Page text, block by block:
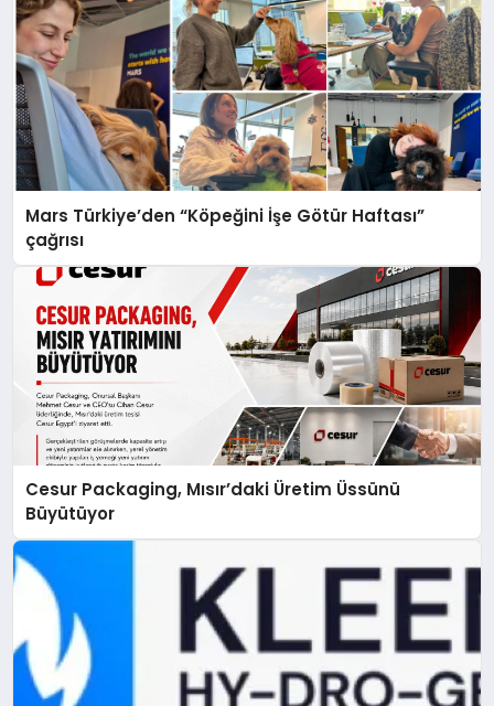
Mars Türkiye’den “Köpeğini İşe Götür Haftası”
çağrısı
Cesur Packaging, Mısır’daki Üretim Üssünü
Büyütüyor